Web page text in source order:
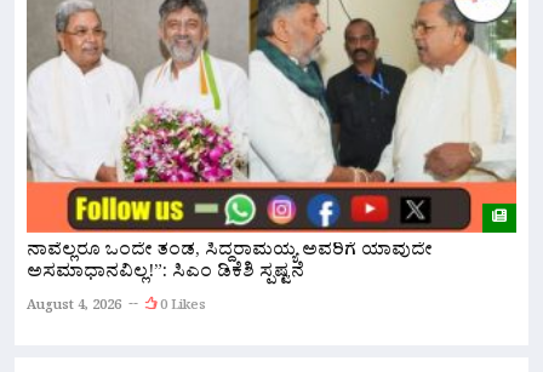
ನಾವೆಲ್ಲರೂ ಒಂದೇ ತಂಡ, ಸಿದ್ದರಾಮಯ್ಯ ಅವರಿಗೆ ಯಾವುದೇ
ಅಸಮಾಧಾನವಿಲ್ಲ!”: ಸಿಎಂ ಡಿಕೆಶಿ ಸ್ಪಷ್ಟನೆ
August 4, 2026 0 Likes